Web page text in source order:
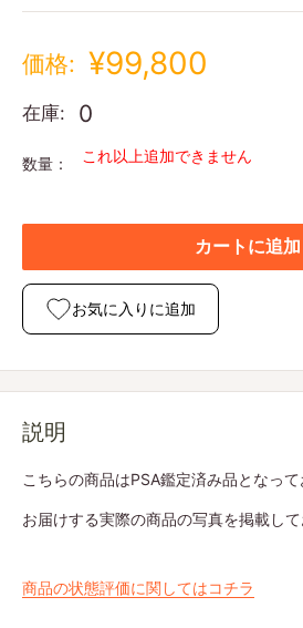
価格: ¥99,800
在庫: 0
数量： これ以上追加できません
カートに追加
お気に入りに追加
説明
こちらの商品はPSA鑑定済み品となって
お届けする実際の商品の写真を掲載して
商品の状態評価に関してはコチラ